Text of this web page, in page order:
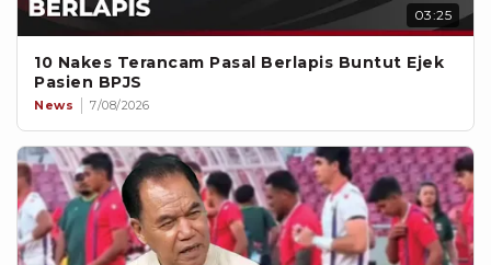
03:25
10 Nakes Terancam Pasal Berlapis Buntut Ejek
Pasien BPJS
News 7/08/2026